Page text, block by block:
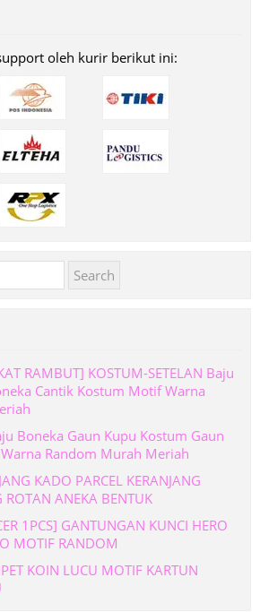
oleh kurir berikut ini:
RAMBUT] KOSTUM-SETELAN Baju
Cantik Kostum Motif Warna
Boneka Gaun Kupu Kostum Gaun
Random Murah Meriah
KADO PARCEL KERANJANG
ROTAN ANEKA BENTUK
1PCS] GANTUNGAN KUNCI HERO
MOTIF RANDOM
KOIN LUCU MOTIF KARTUN